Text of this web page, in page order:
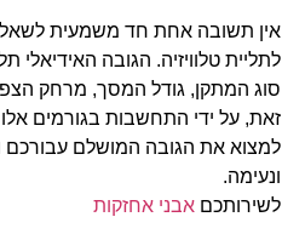
אין תשובה אחת חד משמעית
לתליית טלוויזיה. הגובה האידיאלי
סוג המתקן, גודל המסך, מרחק
זאת, על ידי התחשבות בגורמים אלו
למצוא את הגובה המושלם עבורכם
ונעימה.
לשירותכם אבני אחזקות